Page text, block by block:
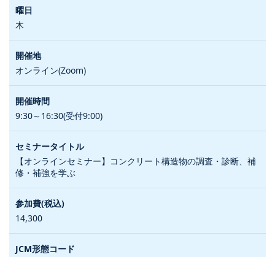
木
オンライン(Zoom)
9:30～16:30(受付9:00)
【オンラインセミナー】コンクリート構造物の調査・診断、補
修・補強を学ぶ
14,300